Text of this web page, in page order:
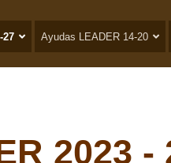
27 Ayudas LEADER 14-20
2023 -